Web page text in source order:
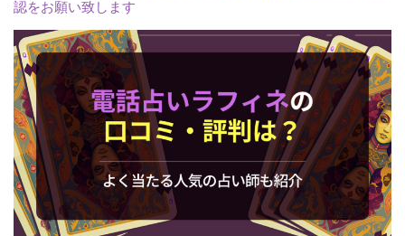
認をお願い致します